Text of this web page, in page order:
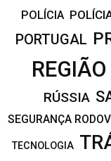
POLÍCIA
PORTUGAL
RÚSSIA
SEGURANÇA
TECNOLOGIA